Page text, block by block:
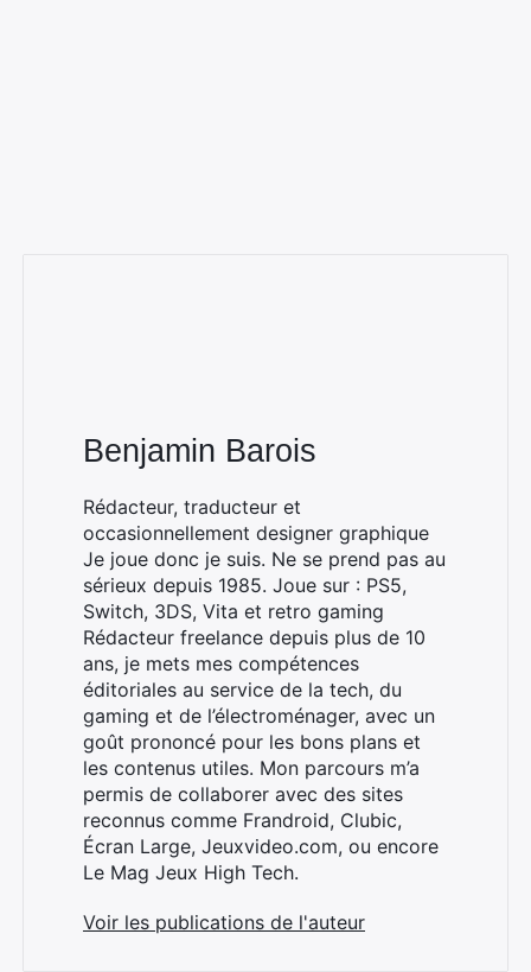
Benjamin Barois
Rédacteur, traducteur et
occasionnellement designer graphique
Je joue donc je suis. Ne se prend pas au
sérieux depuis 1985. Joue sur : PS5,
Switch, 3DS, Vita et retro gaming
Rédacteur freelance depuis plus de 10
ans, je mets mes compétences
éditoriales au service de la tech, du
gaming et de l’électroménager, avec un
goût prononcé pour les bons plans et
les contenus utiles. Mon parcours m’a
permis de collaborer avec des sites
reconnus comme Frandroid, Clubic,
Écran Large, Jeuxvideo.com, ou encore
Le Mag Jeux High Tech.
Voir les publications de l'auteur